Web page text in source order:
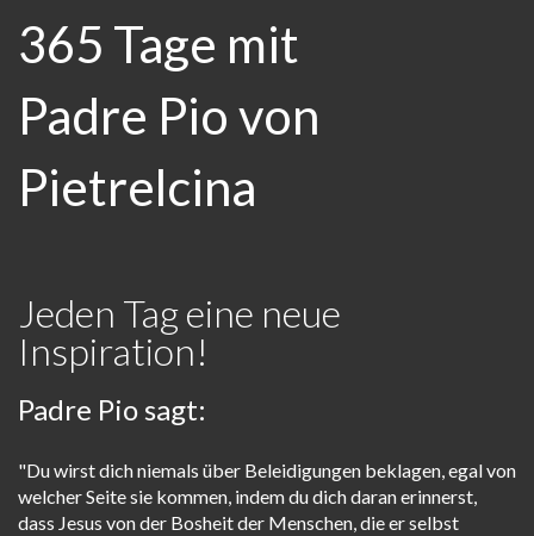
365 Tage mit
Padre Pio von
Pietrelcina
Jeden Tag eine neue
Inspiration!
Padre Pio sagt:
"Du wirst dich niemals über Beleidigungen beklagen, egal von
welcher Seite sie kommen, indem du dich daran erinnerst,
dass Jesus von der Bosheit der Menschen, die er selbst